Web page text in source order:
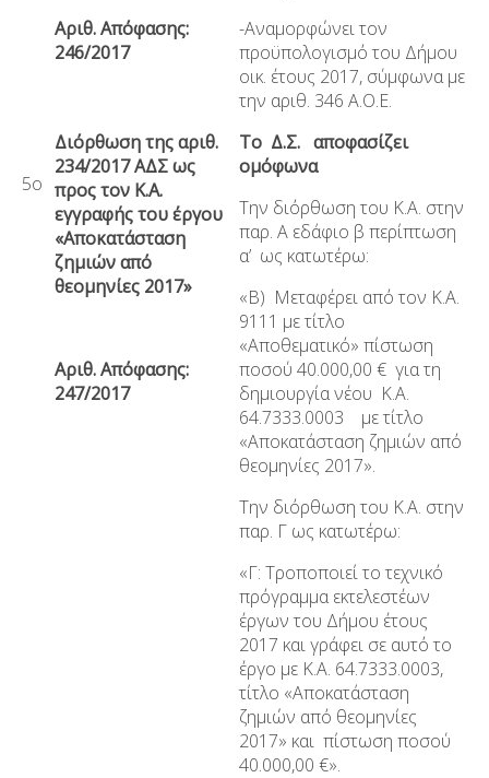
Αριθ. Απόφασης:
246/2017
-Αναμορφώνει τον
προϋπολογισμό του Δήμου
οικ. έτους 2017, σύμφωνα με
την αριθ. 346 Α.Ο.Ε.
5ο
Διόρθωση της αριθ.
234/2017 ΑΔΣ ως
προς τον Κ.Α.
εγγραφής του έργου
«Αποκατάσταση
ζημιών από
θεομηνίες 2017»
Αριθ. Απόφασης:
247/2017
Το Δ.Σ. αποφασίζει
ομόφωνα
Την διόρθωση του Κ.Α. στην
παρ. Α εδάφιο β περίπτωση
α’ ως κατωτέρω:
«Β) Μεταφέρει από τον Κ.Α.
9111 με τίτλο
«Αποθεματικό» πίστωση
ποσού 40.000,00 € για τη
δημιουργία νέου Κ.Α.
64.7333.0003 με τίτλο
«Αποκατάσταση ζημιών από
θεομηνίες 2017».
Την διόρθωση του Κ.Α. στην
παρ. Γ ως κατωτέρω:
«Γ: Τροποποιεί το τεχνικό
πρόγραμμα εκτελεστέων
έργων του Δήμου έτους
2017 και γράφει σε αυτό το
έργο με Κ.Α. 64.7333.0003,
τίτλο «Αποκατάσταση
ζημιών από θεομηνίες
2017» και πίστωση ποσού
40.000,00 €».